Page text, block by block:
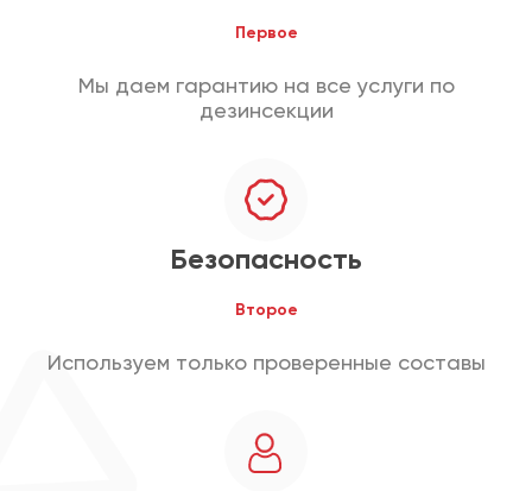
Первое
Мы даем гарантию на все услуги по
дезинсекции
Безопасность
Второе
Используем только проверенные составы